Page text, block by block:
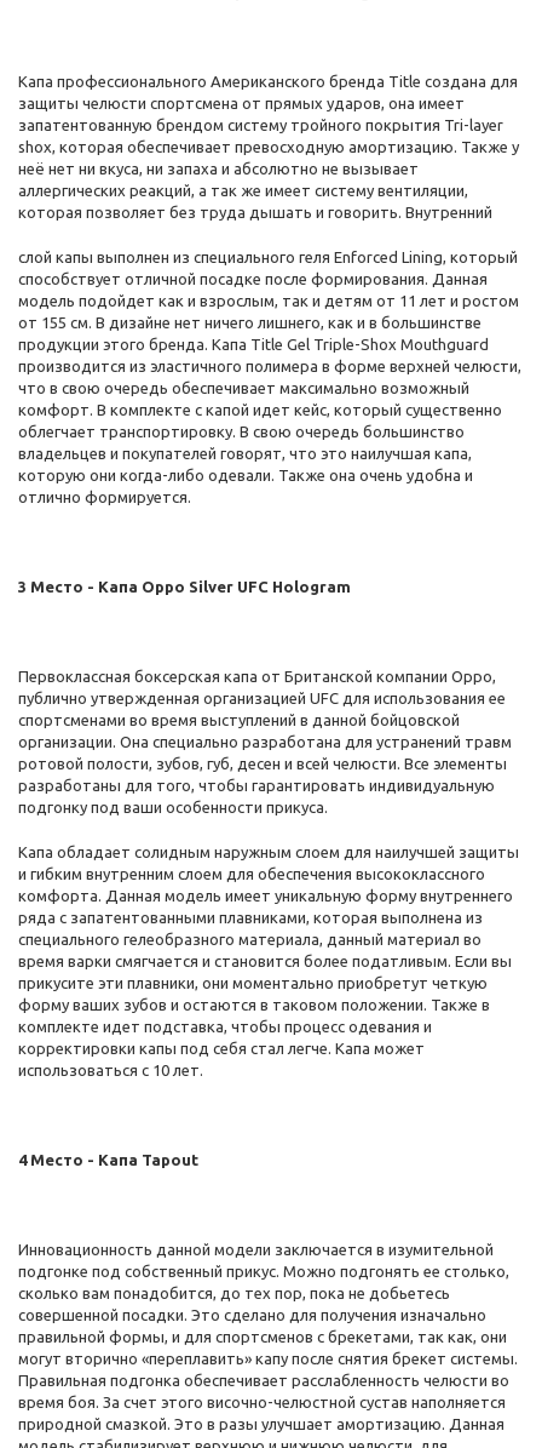
Капа профессионального Американского бренда Title создана для
защиты челюсти спортсмена от прямых ударов, она имеет
запатентованную брендом систему тройного покрытия Tri-layer
shox, которая обеспечивает превосходную амортизацию. Также у
неё нет ни вкуса, ни запаха и абсолютно не вызывает
аллергических реакций, а так же имеет систему вентиляции,
которая позволяет без труда дышать и говорить. Внутренний
слой капы выполнен из специального геля Enforced Lining, который
способствует отличной посадке после формирования. Данная
модель подойдет как и взрослым, так и детям от 11 лет и ростом
от 155 см. В дизайне нет ничего лишнего, как и в большинстве
продукции этого бренда. Капа Title Gel Triple-Shox Mouthguard
производится из эластичного полимера в форме верхней челюсти,
что в свою очередь обеспечивает максимально возможный
комфорт. В комплекте с капой идет кейс, который существенно
облегчает транспортировку. В свою очередь большинство
владельцев и покупателей говорят, что это наилучшая капа,
которую они когда-либо одевали. Также она очень удобна и
отлично формируется.
3 Место - Капа Oppo Silver UFC Hologram
Первоклассная боксерская капа от Британской компании Oppo,
публично утвержденная организацией UFC для использования ее
спортсменами во время выступлений в данной бойцовской
организации. Она специально разработана для устранений травм
ротовой полости, зубов, губ, десен и всей челюсти. Все элементы
разработаны для того, чтобы гарантировать индивидуальную
подгонку под ваши особенности прикуса.
Капа обладает солидным наружным слоем для наилучшей защиты
и гибким внутренним слоем для обеспечения высококлассного
комфорта. Данная модель имеет уникальную форму внутреннего
ряда с запатентованными плавниками, которая выполнена из
специального гелеобразного материала, данный материал во
время варки смягчается и становится более податливым. Если вы
прикусите эти плавники, они моментально приобретут четкую
форму ваших зубов и остаются в таковом положении. Также в
комплекте идет подставка, чтобы процесс одевания и
корректировки капы под себя стал легче. Капа может
использоваться с 10 лет.
4 Место - Капа Tapout
Инновационность данной модели заключается в изумительной
подгонке под собственный прикус. Можно подгонять ее столько,
сколько вам понадобится, до тех пор, пока не добьетесь
совершенной посадки. Это сделано для получения изначально
правильной формы, и для спортсменов с брекетами, так как, они
могут вторично «переплавить» капу после снятия брекет системы.
Правильная подгонка обеспечивает расслабленность челюсти во
время боя. За счет этого височно-челюстной сустав наполняется
природной смазкой. Это в разы улучшает амортизацию. Данная